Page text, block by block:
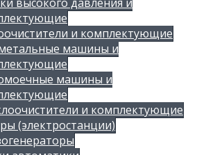
и комплектующие
машины и
машины и
и комплектующие
(электростанции)